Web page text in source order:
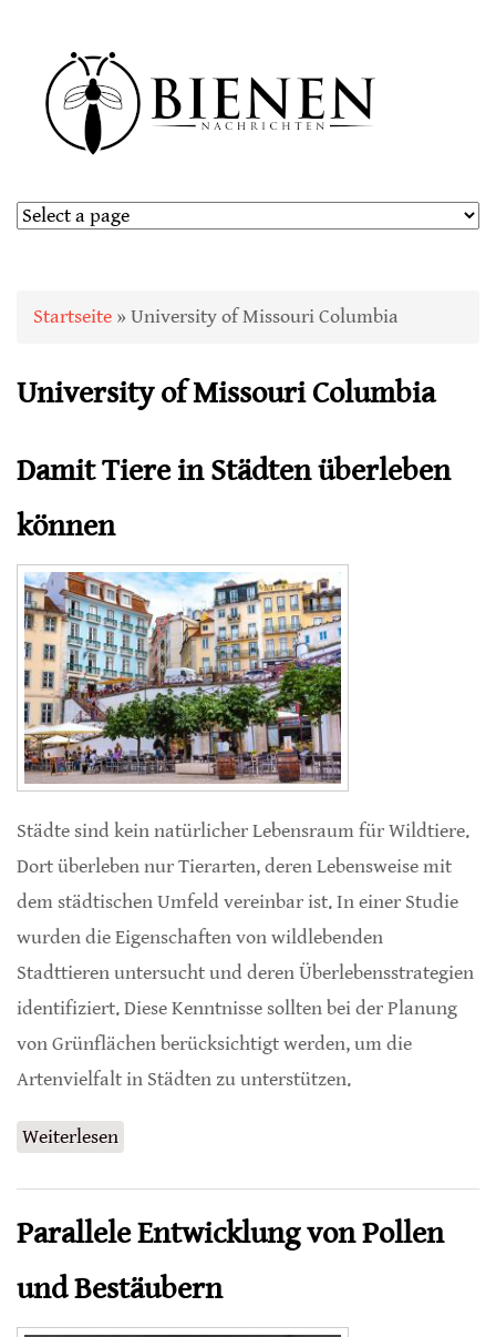
Sie sind hier
Startseite » University of Missouri Columbia
University of Missouri Columbia
Damit Tiere in Städten überleben
können
Städte sind kein natürlicher Lebensraum für Wildtiere.
Dort überleben nur Tierarten, deren Lebensweise mit
dem städtischen Umfeld vereinbar ist. In einer Studie
wurden die Eigenschaften von wildlebenden
Stadttieren untersucht und deren Überlebensstrategien
identifiziert. Diese Kenntnisse sollten bei der Planung
von Grünflächen berücksichtigt werden, um die
Artenvielfalt in Städten zu unterstützen.
Weiterlesen
Parallele Entwicklung von Pollen
und Bestäubern